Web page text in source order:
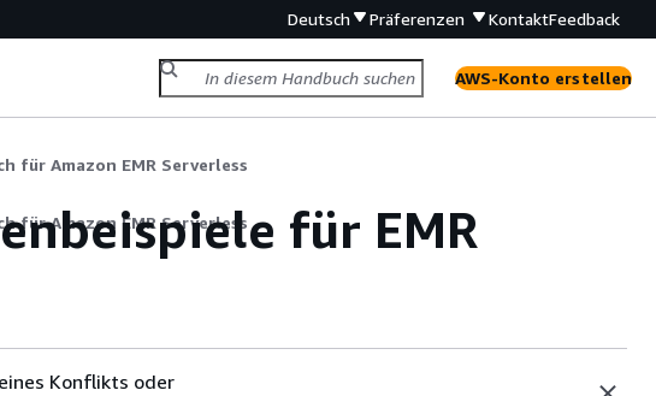
Deutsch Präferenzen KontaktFeedback
AWS-Konto erstellen
für Amazon EMR Serverless
für Amazon EMR Serverless
für EMR
Konflikts oder